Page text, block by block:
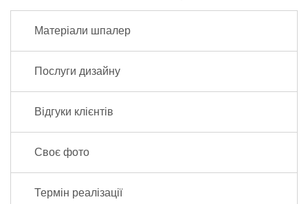
Матеріали шпалер
Послуги дизайну
Відгуки клієнтів
Своє фото
Термін реалізації